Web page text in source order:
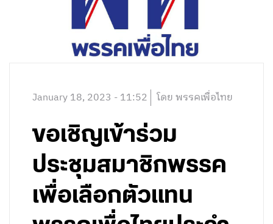
January 18, 2023 - 11:52 โดย พรรคเพื่อไทย
ขอเชิญเข้าร่วม
ประชุมสมาชิกพรรค
เพื่อเลือกตัวแทน